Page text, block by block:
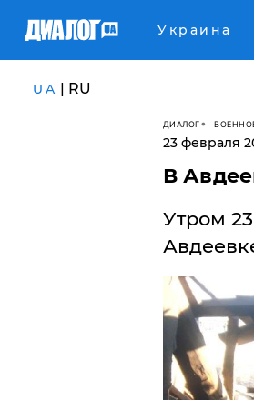
Украина
UA | RU
ДИАЛОГ
23 февраля
В
Утром